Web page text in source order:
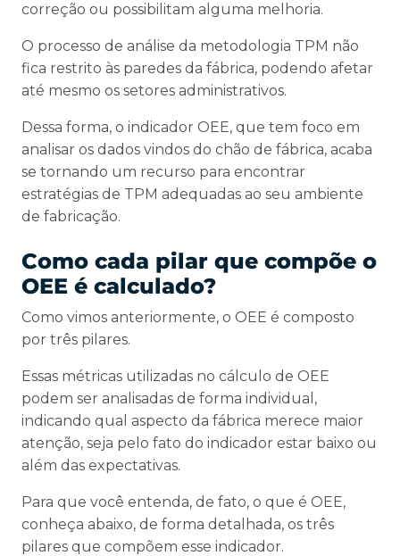
correção ou possibilitam alguma melhoria.
O processo de análise da metodologia TPM não
fica restrito às paredes da fábrica, podendo afetar
até mesmo os setores administrativos.
Dessa forma, o indicador OEE, que tem foco em
analisar os dados vindos do chão de fábrica, acaba
se tornando um recurso para encontrar
estratégias de TPM adequadas ao seu ambiente
de fabricação.
Como cada pilar que compõe o
OEE é calculado?
Como vimos anteriormente, o OEE é composto
por três pilares.
Essas métricas utilizadas no cálculo de OEE
podem ser analisadas de forma individual,
indicando qual aspecto da fábrica merece maior
atenção, seja pelo fato do indicador estar baixo ou
além das expectativas.
Para que você entenda, de fato, o que é OEE,
conheça abaixo, de forma detalhada, os três
pilares que compõem esse indicador.